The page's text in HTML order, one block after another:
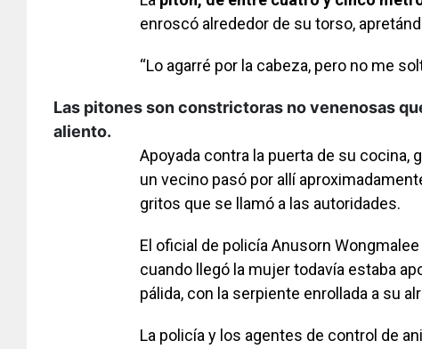
enroscó alrededor de su torso,
“Lo agarré por la cabeza, pero no me
Las pitones son constrictoras no venenosas
aliento.
Apoyada contra la puerta de su cocina,
un vecino pasó por allí
gritos que se llamó a las autoridades.
El oficial de policía Anusorn
cuando llegó la mujer todavía estaba
pálida, con la serpiente enrollada a su
La policía y los agentes de control de